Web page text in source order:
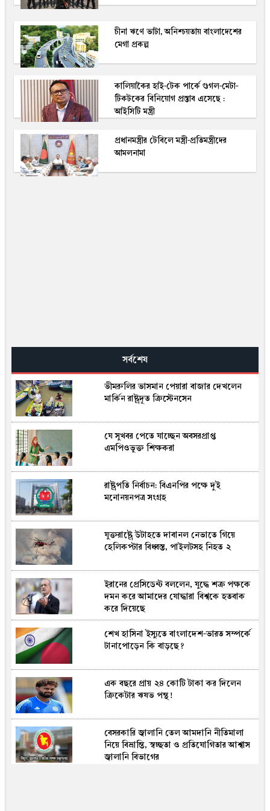
চীনা ঋণে ভাটা, অনিশ্চয়তায় বাংলাদেশের
মেগা প্রকল্প
কালিয়াকৈর হাই-টেক পার্কে গুগল-মেটা-
টিকটকের বিনিয়োগ প্রস্তাব এসেছে :
আইসিটি মন্ত্রী
প্রধানমন্ত্রীর টেবিলে মন্ত্রী-প্রতিমন্ত্রীদের
আমলনামা
সর্বশেষ
ভীমরুলির ভাসমান পেয়ারা বাজার দেখলেন
মার্কিন রাষ্ট্রদূত ক্রিস্টেনসেন
যে সুখবর পেতে যাচ্ছেন অবসরপ্রাপ্ত
এমপিওভুক্ত শিক্ষকরা
রাষ্ট্রপতি নির্বাচন: বিএনপির পক্ষে দুই
মনোনয়নপত্র সংগ্রহ
যুক্তরাষ্ট্রে উটাহতে দাবানল নেভাতে গিয়ে
হেলিকপ্টার বিধ্বস্ত, পাইলটসহ নিহত ২
ইরা‌নের প্রেসি‌ডেন্ট বল‌লেন, যু‌দ্ধে শত্রু পক্ষ‌কে
দমন ক‌রে আমাদের যোদ্ধারা বিশ্বকে হতবাক
করে দিয়েছে
শেখ হাসিনা ইস্যুতে বাংলাদেশ-ভারত সম্পর্কে
টানাপোড়েন কি বাড়ছে?
এক বছ‌রে প্রায় ২৪ কোটি টাকা কর দিলেন
‌ক্রিকেটার ঋষভ পন্থ!
বেসরকারি জ্বালানি তেল আমদানি নীতিমালা
নিয়ে বিভ্রান্তি, স্বচ্ছতা ও প্রতিযোগিতার আশ্বাস
জ্বালানি বিভাগের